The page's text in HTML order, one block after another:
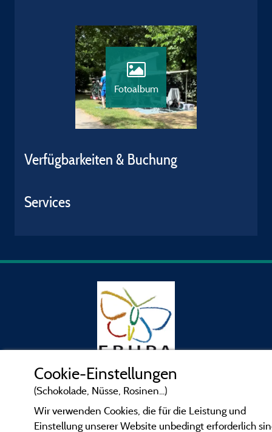
Fotoalbum
Verfügbarkeiten & Buchung
Services
Gesetzliche Bedingungen
Cookie-Einstellungen
(Schokolade, Nüsse, Rosinen...)
Wir verwenden Cookies, die für die Leistung und
Einstellung unserer Website unbedingt erforderlich